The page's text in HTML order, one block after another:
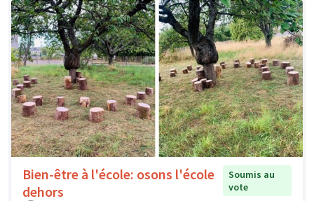
Bien-être à l'école: osons l'école
dehors
Soumis au
vote